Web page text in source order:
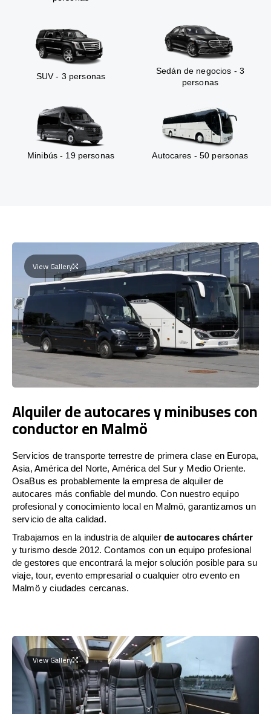
SUV - 3 personas
Sedán de negocios - 3
personas
Minibús - 19 personas Autocares - 50 personas
View Gallery
Alquiler de autocares y minibuses con
conductor en Malmö
Servicios de transporte terrestre de primera clase en Europa,
Asia, América del Norte, América del Sur y Medio Oriente.
OsaBus es probablemente la empresa de alquiler de
autocares más confiable del mundo. Con nuestro equipo
profesional y conocimiento local en Malmö, garantizamos un
servicio de alta calidad.
Trabajamos en la industria de alquiler de autocares chárter
y turismo desde 2012. Contamos con un equipo profesional
de gestores que encontrará la mejor solución posible para su
viaje, tour, evento empresarial o cualquier otro evento en
Malmö y ciudades cercanas.
View Gallery